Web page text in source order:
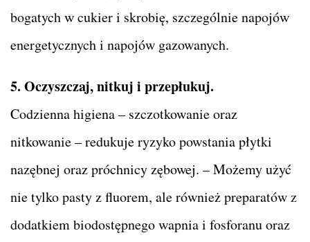
bogatych w cukier i skrobię, szczególnie napojów
energetycznych i napojów gazowanych.
5. Oczyszczaj, nitkuj i przepłukuj.
Codzienna higiena – szczotkowanie oraz
nitkowanie – redukuje ryzyko powstania płytki
nazębnej oraz próchnicy zębowej. – Możemy użyć
nie tylko pasty z fluorem, ale również preparatów z
dodatkiem biodostępnego wapnia i fosforanu oraz